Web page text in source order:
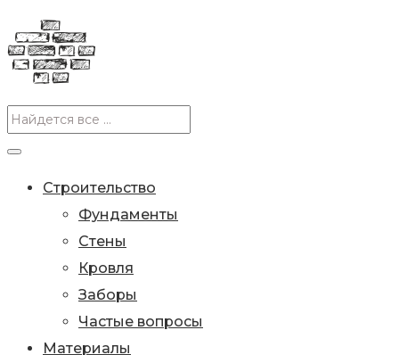
Строительство
Фундаменты
Стены
Кровля
Заборы
Частые вопросы
Материалы